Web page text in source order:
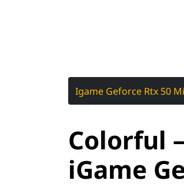
Igame Geforce Rtx 50
Colorful
iGame